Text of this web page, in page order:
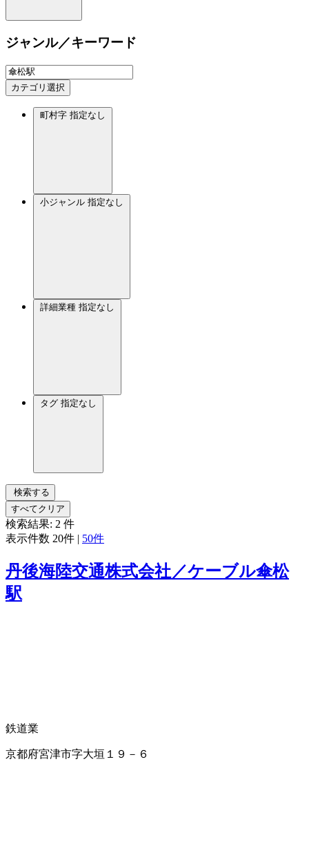
ジャンル／キーワード
カテゴリ選択
町村字 指定なし
小ジャンル 指定なし
詳細業種 指定なし
タグ 指定なし
検索する
すべてクリア
検索結果: 2 件
表示件数 20件 | 50件
丹後海陸交通株式会社／ケーブル傘松
駅
鉄道業
京都府宮津市字大垣１９－６